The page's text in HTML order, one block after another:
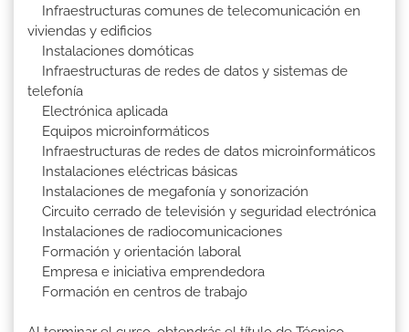
Infraestructuras comunes de telecomunicación en
viviendas y edificios
Instalaciones domóticas
Infraestructuras de redes de datos y sistemas de
telefonía
Electrónica aplicada
Equipos microinformáticos
Infraestructuras de redes de datos microinformáticos
Instalaciones eléctricas básicas
Instalaciones de megafonía y sonorización
Circuito cerrado de televisión y seguridad electrónica
Instalaciones de radiocomunicaciones
Formación y orientación laboral
Empresa e iniciativa emprendedora
Formación en centros de trabajo